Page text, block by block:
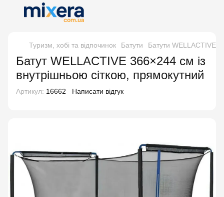
Туризм, хобі та відпочинок Батути Батути WELLACTIVE
Батут WELLACTIVE 366×244 см із
внутрішньою сіткою, прямокутний
Артикул: 16662 Написати відгук